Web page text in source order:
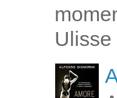
Ulisse